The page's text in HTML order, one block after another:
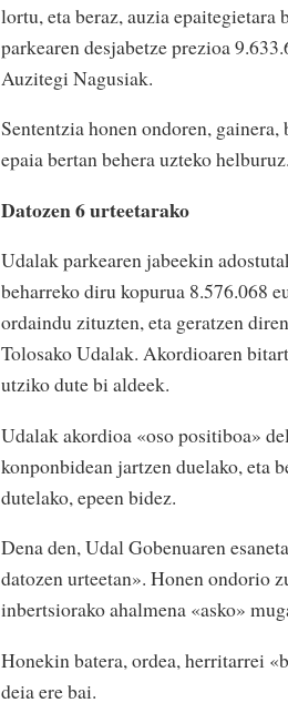
lortu, eta beraz, auzia
parkearen desjabetze prezioa
Auzitegi Nagusiak.
Sententzia honen ondoren,
epaia bertan behera uzteko helburuz.
Datozen 6 urteetarako
Udalak parkearen jabeekin
beharreko diru kopurua 8.576.068
ordaindu zituzten, eta geratzen
Tolosako Udalak. Akordioaren
utziko dute bi aldeek.
Udalak akordioa «oso positiboa»
konponbidean jartzen duelako, eta
dutelako, epeen bidez.
Dena den, Udal Gobenuaren
datozen urteetan». Honen ondorio
inbertsiorako ahalmena «asko»
Honekin batera, ordea, herritarrei
deia ere bai.